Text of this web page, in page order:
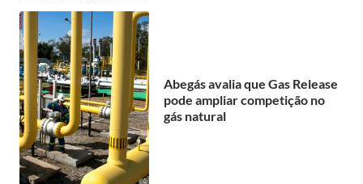
Abegás avalia que Gas Release
pode ampliar competição no
gás natural